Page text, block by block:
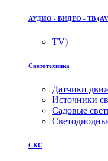
АУДИО - ВИДЕО - ТВ (AV
TV)
Светотехника
Датчики
Источники
Садовые
СКС